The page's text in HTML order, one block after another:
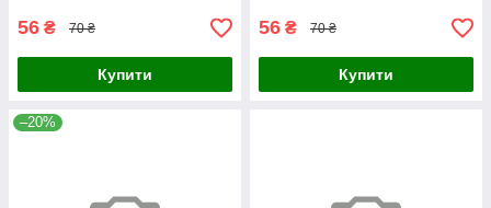
56 ₴ 70 ₴
Купити
56 ₴ 70 ₴
Купити
–20%